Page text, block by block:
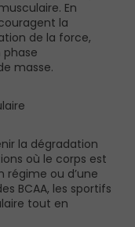
En
la
de la force,
masse.
la dégradation
où le corps est
régime ou d’une
BCAA, les sportifs
tout en